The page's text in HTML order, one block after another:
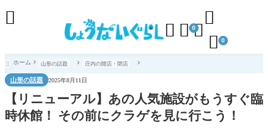
  0

 0

 ホーム 山形の話題 庄内の開店・閉店
山形の話題 2025年8月11日
【リニューアル】あの人気施設がもうすぐ臨
時休館！ その前にクラゲを見に行こう！